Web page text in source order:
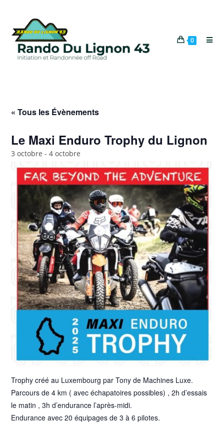
0
« Tous les Évènements
Le Maxi Enduro Trophy du Lignon
3 octobre -4 octobre
Trophy créé au Luxembourg par Tony de Machines Luxe.
Parcours de 4 km ( avec échapatoires possibles) , 2h d’essais
le matin , 3h d’endurance l’après-midi.
Endurance avec 20 équipages de 3 à 6 pilotes.